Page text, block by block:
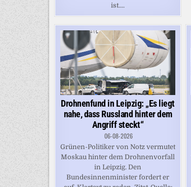
ist....
Drohnenfund in Leipzig: „Es liegt
nahe, dass Russland hinter dem
Angriff steckt“
06-08-2026
Grünen-Politiker von Notz vermutet
Moskau hinter dem Drohnenvorfall
in Leipzig. Den
Bundesinnenminister fordert er